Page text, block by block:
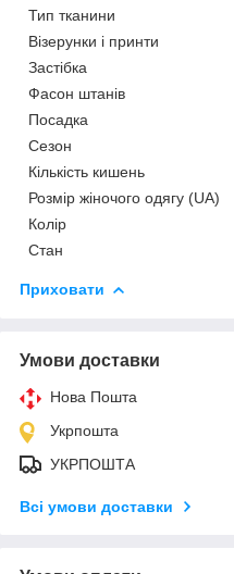
Тип тканини
Візерунки і принти
Застібка
Фасон штанів
Посадка
Сезон
Кількість кишень
Розмір жіночого одягу (UA)
Колір
Стан
Приховати
Умови доставки
Нова Пошта
Укрпошта
УКРПОШТА
Всі умови доставки